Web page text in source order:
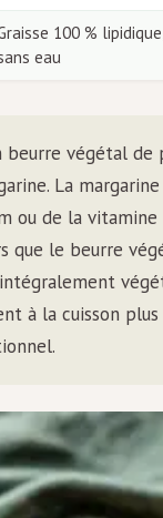
100 % lipidique,
eau
beurre végétal de
La
ou de la vitamine
que le beurre
à la cuisson